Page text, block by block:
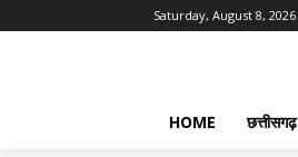
Saturday, August 8, 2026
HOME छत्तीसगढ़